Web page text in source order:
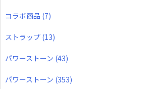
コラボ商品 (7)
ストラップ (13)
パワーストーン (43)
パワーストーン (353)